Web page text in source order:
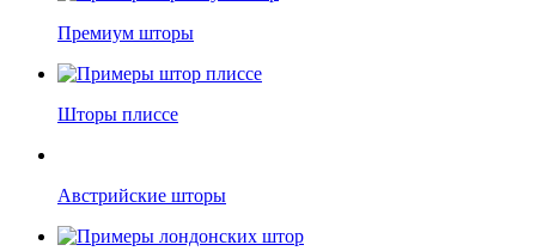
Премиум шторы
Шторы плиссе
Австрийские шторы